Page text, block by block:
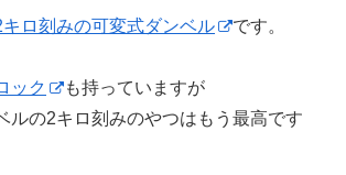
ロ刻みの可変式ダンベル です。
ック
も持っていますが
ルの2キロ刻みのやつはもう最高です